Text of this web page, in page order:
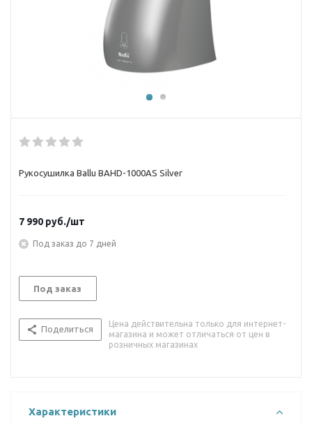
Рукосушилка Ballu BAHD-1000AS Silver
7 990 руб./шт
Под заказ до 7 дней
Под заказ
Поделиться
Цена действительна только для интернет-
магазина и может отличаться от цен в
розничных магазинах
Характеристики